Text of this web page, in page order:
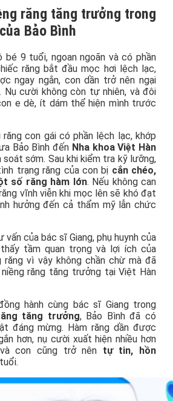
răng tăng trưởng trong
Bảo Bình
bé 9 tuổi, ngoan ngoãn và có phần
răng bắt đầu mọc hơi lệch lạc,
ngay ngắn, con dần trở nên ngại
Nụ cười không còn tự nhiên, và đôi
e dè, ít dám thể hiện mình trước
răng con gái có phần lệch lạc, khớp
Bảo Bình đến Nha khoa Việt Hàn
sớm. Sau khi kiểm tra kỹ lưỡng,
trạng răng của con bị cắn chéo,
số răng hàm lớn. Nếu không can
vĩnh viễn khi mọc lên sẽ khó đạt
hưởng đến cả thẩm mỹ lẫn chức
vấn của bác sĩ Giang, phụ huynh của
tầm quan trọng và lợi ích của
răng vì vậy không chần chừ mà đã
răng tăng trưởng tại Việt Hàn
hành cùng bác sĩ Giang trong
tăng trưởng, Bảo Bình đã có
đáng mừng. Hàm răng dần được
hơn, nụ cười xuất hiện nhiều hơn
con cũng trở nên tự tin, hồn